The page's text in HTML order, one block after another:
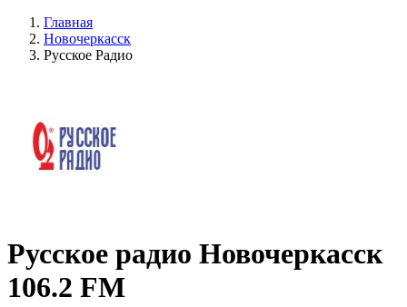
Главная
Новочеркасск
Русское Радио
Русское радио Новочеркасск
106.2 FM